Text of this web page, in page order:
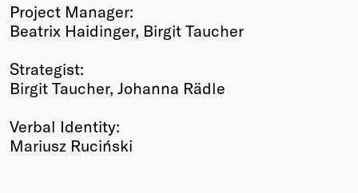
Project Manager:
Beatrix Haidinger, Birgit Taucher
Strategist:
Birgit Taucher, Johanna Rädle
Verbal Identity:
Mariusz Ruciński